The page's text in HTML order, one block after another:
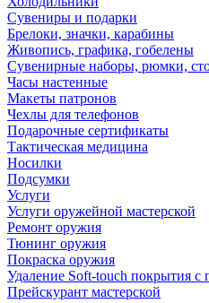
Сувениры и подарки
Брелоки, значки, карабины
Живопись, графика, гобелены
Сувенирные наборы, рюмки,
Часы настенные
Макеты патронов
Чехлы для телефонов
Подарочные сертификаты
Тактическая медицина
Носилки
Подсумки
Услуги
Услуги оружейной мастерской
Ремонт оружия
Тюнинг оружия
Покраска оружия
Удаление Soft-touch покрытия с
Прейскурант мастерской